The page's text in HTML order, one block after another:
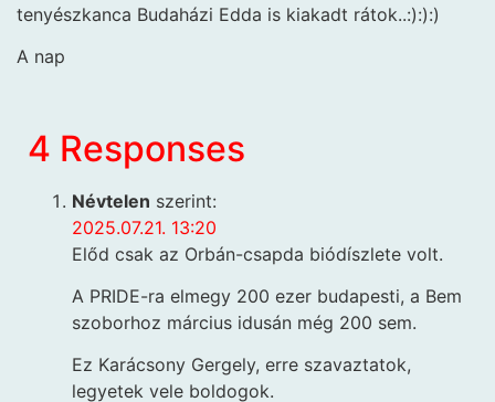
tenyészkanca Budaházi Edda is kiakadt rátok..:):):)
A nap
4 Responses
Névtelen szerint:
2025.07.21. 13:20
Előd csak az Orbán-csapda biódíszlete volt.
A PRIDE-ra elmegy 200 ezer budapesti, a Bem
szoborhoz március idusán még 200 sem.
Ez Karácsony Gergely, erre szavaztatok,
legyetek vele boldogok.